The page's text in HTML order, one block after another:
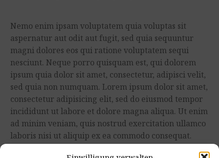
Nemo enim ipsam voluptatem quia voluptas sit
aspernatur aut odit aut fugit, sed quia sequuntur
magni dolores eos qui ratione voluptatem sequi
nesciunt. Neque porro quisquam est, qui dolorem
ipsum quia dolor sit amet, consectetur, adipisci velit,
sed quia non numquam. Lorem ipsum dolor sit amet,
consectetur adipisicing elit, sed do eiusmod tempor
incididunt ut labore et dolore magna aliqua. Ut enim
ad minim veniam, quis nostrud exercitation ullamco
laboris nisi ut aliquip ex ea commodo consequat.